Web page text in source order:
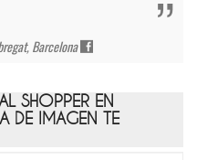
Barcelona
SHOPPER EN
DE IMAGEN TE